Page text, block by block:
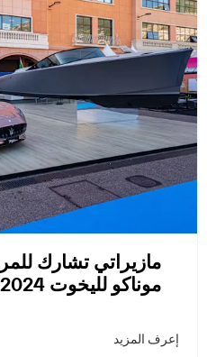
مازيراتي تشارك
موناكو لليخوت 2024
إعرف المزيد